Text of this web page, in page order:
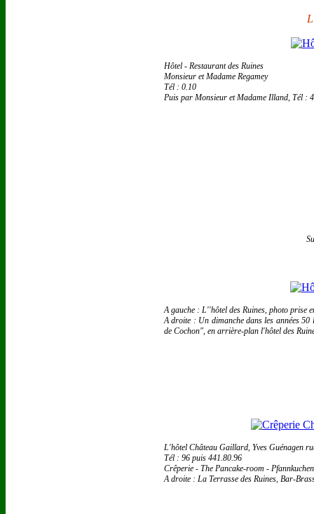
Hôtel - Restaurant des Ruines
Monsieur et Madame Regamey
Tél : 0.10
Puis par Monsieur et Madame Illand, Tél :
A gauche : L''hôtel des Ruines, photo prise
A droite : Un dimanche dans les années
de Cochon", en arrière-plan l'hôtel des
L'hôtel Château Gaillard, Yves Guénagen
Tél : 96 puis 441.80.96
Crêperie - The Pancake-room -
A droite : La Terrasse des Ruines, Bar-